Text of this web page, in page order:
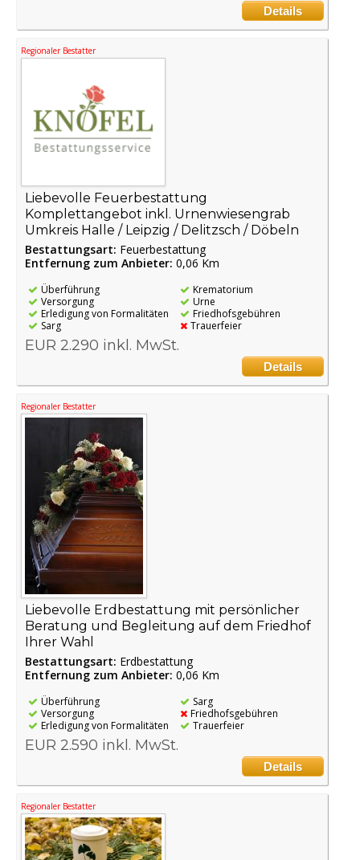
Details
Regionaler Bestatter
Liebevolle Feuerbestattung
Komplettangebot inkl. Urnenwiesengrab
Umkreis Halle / Leipzig / Delitzsch / Döbeln
Bestattungsart: Feuerbestattung
Entfernung zum Anbieter: 0,06 Km
Überführung
Versorgung
Erledigung von Formalitäten
Sarg
Krematorium
Urne
Friedhofsgebühren
Trauerfeier
EUR 2.290 inkl. MwSt.
Details
Regionaler Bestatter
Liebevolle Erdbestattung mit persönlicher
Beratung und Begleitung auf dem Friedhof
Ihrer Wahl
Bestattungsart: Erdbestattung
Entfernung zum Anbieter: 0,06 Km
Überführung
Versorgung
Erledigung von Formalitäten
Sarg
Friedhofsgebühren
Trauerfeier
EUR 2.590 inkl. MwSt.
Details
Regionaler Bestatter